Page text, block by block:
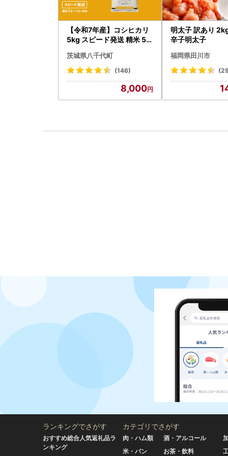
【令和7年産】コシヒカリ
5kg スピード発送 精米 5k
町
茨城県八千代町
(146)
8,000
明太子 訳あり
辛子明太子
福岡県田川市
ランキングでさがす
おすすめ総合人気返礼品ラ
ンキング
カテゴリでさがす
肉・ハム類
米・パン
酒・アルコール
お茶・飲料